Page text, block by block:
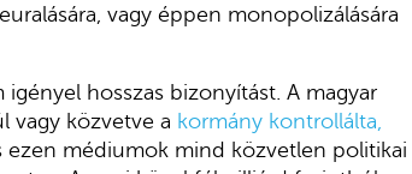
vagy éppen monopolizálására
hosszas bizonyítást. A magyar
vagy közvetve a kormány kontrollálta,
ezen médiumok mind közvetlen politikai